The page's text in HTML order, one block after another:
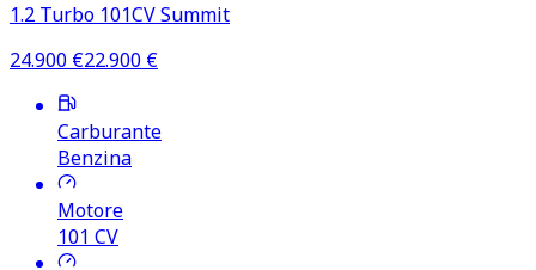
1.2 Turbo 101CV Summit
24.900 €22.900 €
Carburante
Benzina
Motore
101 CV